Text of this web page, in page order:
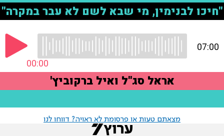
מצאתם טעות או פרסומת לא ראויה? דווחו לנו